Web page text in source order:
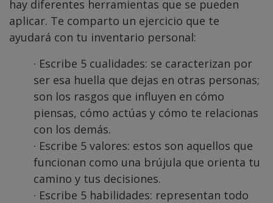
hay diferentes herramientas que se pueden
aplicar. Te comparto un ejercicio que te
ayudará con tu inventario personal:
· Escribe 5 cualidades: se caracterizan por
ser esa huella que dejas en otras personas;
son los rasgos que influyen en cómo
piensas, cómo actúas y cómo te relacionas
con los demás.
· Escribe 5 valores: estos son aquellos que
funcionan como una brújula que orienta tu
camino y tus decisiones.
· Escribe 5 habilidades: representan todo